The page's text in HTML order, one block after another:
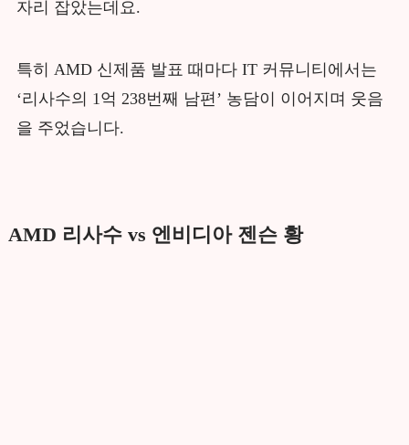
자리 잡았는데요.
특히 AMD 신제품 발표 때마다 IT 커뮤니티에서는
‘리사수의 1억 238번째 남편’ 농담이 이어지며 웃음
을 주었습니다.
AMD 리사수 vs 엔비디아 젠슨 황